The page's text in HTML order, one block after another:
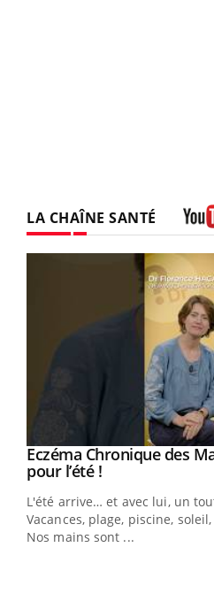
LA CHAÎNE SANTÉ
Youtube
Eczéma Chronique des
pour l’été !Youtube
L'été arrive… et avec lui, un
Vacances, plage, piscine,
Nos mains sont ...
Youtube
Diabète & Ramadan 2026
Le Ramadan approche, et,
personnes atteintes de
questions, de défis, mais ...